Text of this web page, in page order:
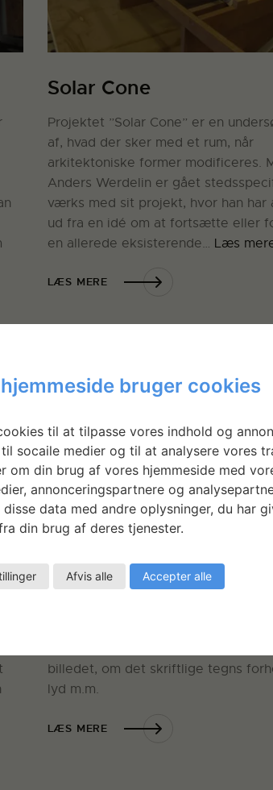
Solar Cone
Projektet ”Solar Cone” er en
af, hvad der sker med et rum, når
arkitektoniske former modificeres.
Anders Werdelin er gået
værks med sit projekt, hvor han har
ud fra en idé om at fortsætte eller
en allerede eksisterende… Læs
LÆS MERE
I’m All Ears
Anders Werdelins hensigt med
SVK er at producere værker til en
billedet, om det skriftlige tegns
lyd m.m.
LÆS MERE
bruger cookies
til at tilpasse vores indhold og
socaile medier og til at analysere vores
om din brug af vores hjemmeside med
annonceringspartnere og
disse data med andre oplysninger, du har
din brug af deres tjenester.
Afvis alle Accepter alle